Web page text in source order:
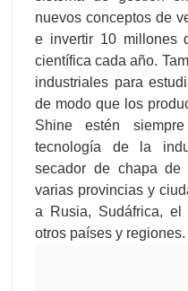
nuevos conceptos de
e invertir 10 millones
científica cada año.
industriales para
de modo que los
Shine estén
tecnología de la
secador de chapa
varias provincias y
a Rusia, Sudáfrica, el
otros países y regiones.